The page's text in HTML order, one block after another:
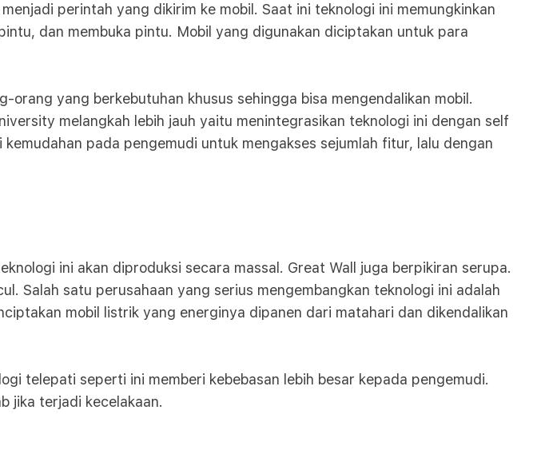
perintah yang dikirim ke mobil. Saat ini teknologi ini memungkinkan
dan membuka pintu. Mobil yang digunakan diciptakan untuk para
yang berkebutuhan khusus sehingga bisa mengendalikan mobil.
melangkah lebih jauh yaitu menintegrasikan teknologi ini dengan self
pada pengemudi untuk mengakses sejumlah fitur, lalu dengan
ini akan diproduksi secara massal. Great Wall juga berpikiran serupa.
Salah satu perusahaan yang serius mengembangkan teknologi ini adalah
mobil listrik yang energinya dipanen dari matahari dan dikendalikan
telepati seperti ini memberi kebebasan lebih besar kepada pengemudi.
jika terjadi kecelakaan.